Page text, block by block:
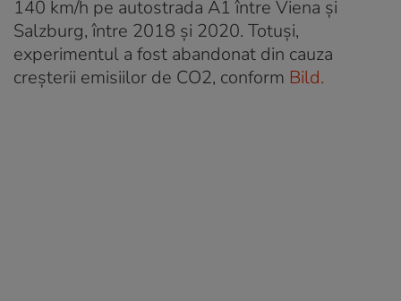
140 km/h pe autostrada A1 între Viena și
Salzburg, între 2018 și 2020. Totuși,
experimentul a fost abandonat din cauza
creșterii emisiilor de CO2, conform Bild.